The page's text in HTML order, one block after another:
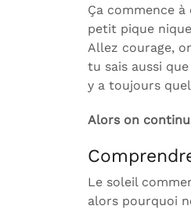
Ça commence
petit pique
Allez courage,
tu sais aussi que
y a toujours
Alors on
Le soleil
alors pourquoi